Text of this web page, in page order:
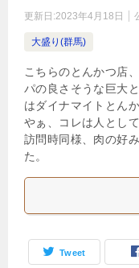
更新日:2023年4月18日
大盛り(群馬)
こちらのとんかつ店
パの良さそうな巨大
はダイナマイトとん
やぁ、コレは人とし
訪問時同様、肉の好
た。
Tweet